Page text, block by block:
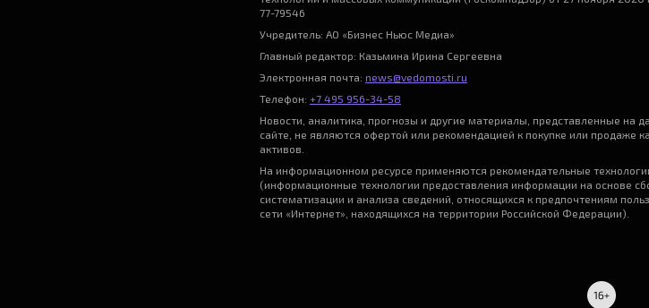
77-79546
Учредитель: АО «Бизнес Ньюс Медиа»
Главный редактор: Казьмина Ирина Сергеевна
Электронная почта: news@vedomosti.ru
Телефон: +7 495 956-34-58
Новости, аналитика, прогнозы и другие материалы, представленные на
сайте, не являются офертой или рекомендацией к покупке или продаже
активов.
На информационном ресурсе применяются рекомендательные
(информационные технологии предоставления информации на основе
систематизации и анализа сведений, относящихся к предпочтениям
сети «Интернет», находящихся на территории Российской Федерации).